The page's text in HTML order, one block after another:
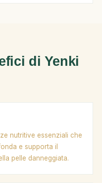
di Yenki
nutritive essenziali che
e supporta il
pelle danneggiata.